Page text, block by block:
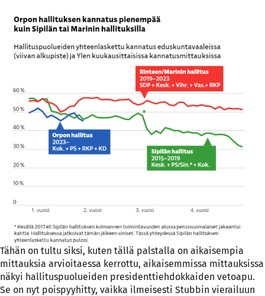
Tähän on tultu siksi, kuten tällä palstalla on aikaisempia
mittauksia arvioitaessa kerrottu, aikaisemmissa mittauksissa
näkyi hallituspuolueiden presidenttiehdokkaiden vetoapu.
Se on nyt poispyyhitty, vaikka ilmeisesti Stubbin vierailuun